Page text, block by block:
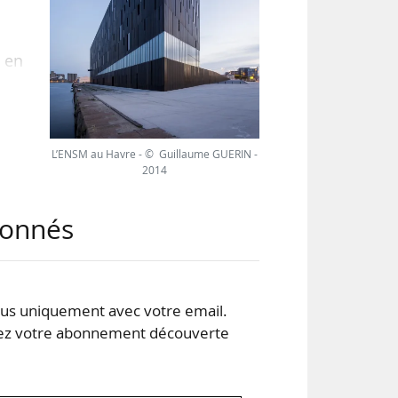
L’ENSM au Havre - © Guillaume GUERIN -
2014
uniquement avec votre email.
votre abonnement découverte